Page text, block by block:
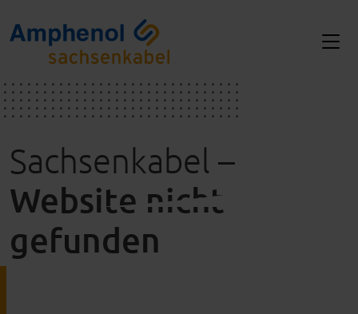
Sachsenkabel –
Website nicht
gefunden